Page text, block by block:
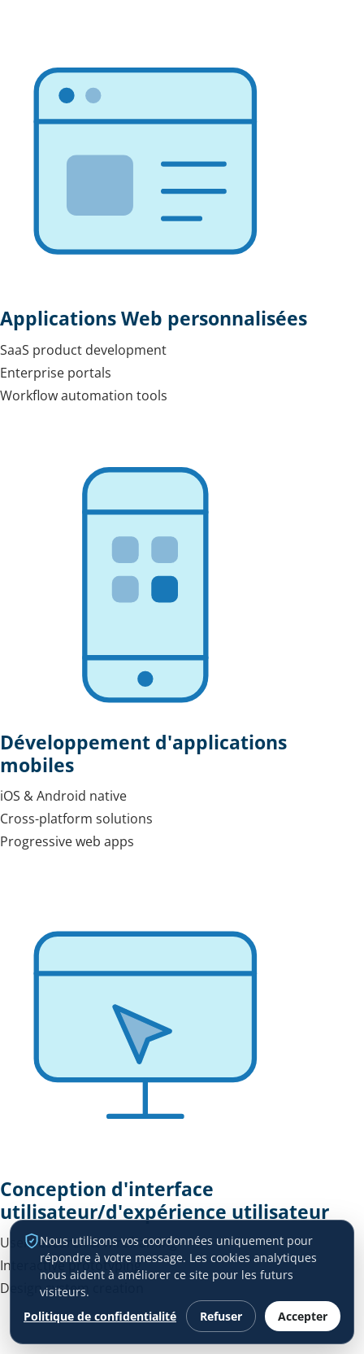
Applications Web personnalisées
SaaS product development
Enterprise portals
Workflow automation tools
Développement d'applications
mobiles
iOS & Android native
Cross-platform solutions
Progressive web apps
Conception d'interface
utilisateur/d'expérience utilisateur
User research & wireframing
Interactive prototyping
Design system creation
Nous utilisons vos coordonnées uniquement pour
répondre à votre message. Les cookies analytiques
nous aident à améliorer ce site pour les futurs
visiteurs.
Politique de confidentialité
Refuser Accepter